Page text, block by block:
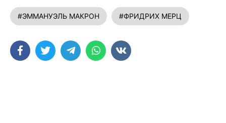
#ЭММАНУЭЛЬ МАКРОН #ФРИДРИХ МЕРЦ